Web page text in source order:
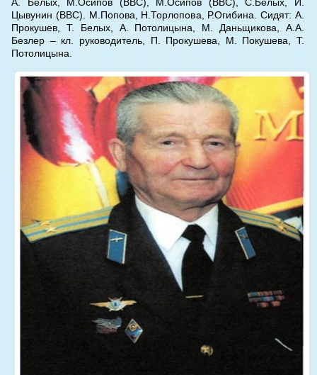
Цывунин (ВВС). М.Попова, Н.Торлопова, Р.Огибина. Сидят: А.
Прокушев, Т. Белых, А. Потолицына, М. Даньщикова, А.А.
Безлер – кл. руководитель, П. Прокушева, М. Покушева, Т.
Потолицына.